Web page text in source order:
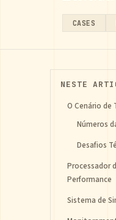
CASES
NESTE
O Cenário de
Números
Desafios
Processador
Performance
Sistema de